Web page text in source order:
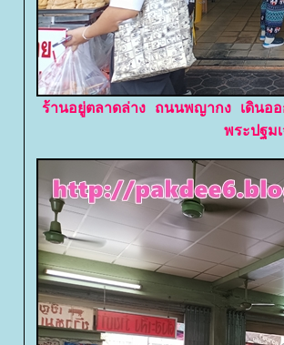
ร้านอยู่ตลาดล่าง ถนนพญากง เดินอ
พระปฐม